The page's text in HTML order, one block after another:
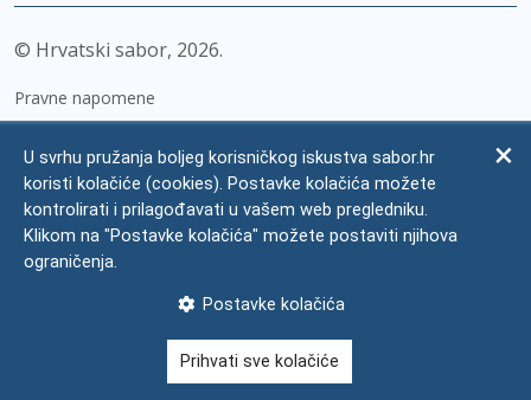
© Hrvatski sabor, 2026
Pravne napomene
Zaštita osobnih podataka
Impressum
Česta pitanja
U svrhu pružanja boljeg korisničkog iskustva sabor.hr
koristi kolačiće (cookies). Postavke kolačića možete
kontrolirati i prilagođavati u vašem web pregledniku.
Klikom na "Postavke kolačića" možete postaviti njihova
ograničenja.
Postavke kolačića
Prihvati sve kolačiće